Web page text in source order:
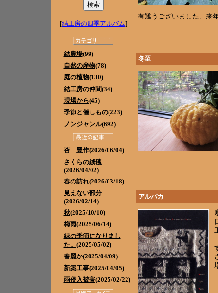
[結工房の四季アルバム]
結農場(99)
自然の産物(78)
庭の植物(130)
結工房の仲間(34)
現場から(45)
季節と催しもの(223)
ノンジャンル(692)
杏 豊作(2026/06/04)
さくらの絨毯
(2026/04/02)
春の訪れ(2026/03/18)
見えない部分
(2026/02/14)
秋(2025/10/10)
梅雨(2025/06/14)
緑の季節になりまし
た。 (2025/05/02)
春麗か(2025/04/09)
新築工事(2025/04/05)
雨侵入被害(2025/02/22)
有難うございました。来
冬至
アルパカ